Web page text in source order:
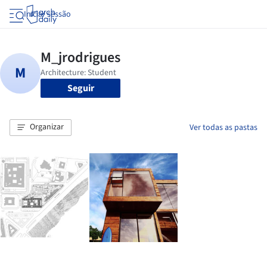
Iniciar sessão
Seguir
Organizar Ver todas as pastas